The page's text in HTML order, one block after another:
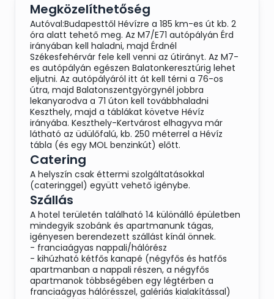
Megközelíthetőség
Autóval:Budapesttől Hévízre a 185 km-es út kb. 2
óra alatt tehető meg. Az M7/E71 autópályán Érd
irányában kell haladni, majd Érdnél
Székesfehérvár fele kell venni az útirányt. Az M7-
es autópályán egészen Balatonkeresztúrig lehet
eljutni. Az autópályáról itt át kell térni a 76-os
útra, majd Balatonszentgyörgynél jobbra
lekanyarodva a 71 úton kell továbbhaladni
Keszthely, majd a táblákat követve Hévíz
irányába. Keszthely-Kertvárost elhagyva már
látható az üdülőfalú, kb. 250 méterrel a Hévíz
tábla (és egy MOL benzinkút) előtt.
Catering
A helyszín csak éttermi szolgáltatásokkal
(cateringgel) együtt vehető igénybe.
Szállás
A hotel területén található 14 különálló épületben
mindegyik szobánk és apartmanunk tágas,
igényesen berendezett szállást kínál önnek.
- franciaágyas nappali/hálórész
- kihúzható kétfős kanapé (négyfős és hatfős
apartmanban a nappali részen, a négyfős
apartmanok többségében egy légtérben a
franciaágyas hálórésszel, galériás kialakítással)